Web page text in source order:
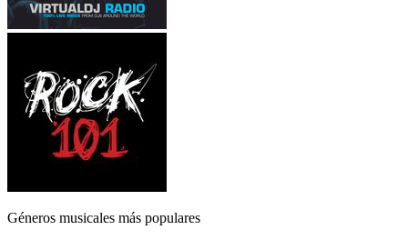
Géneros musicales más populares